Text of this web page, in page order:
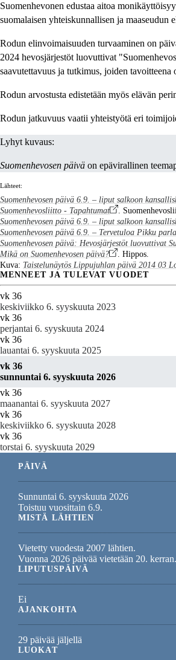
Suomenhevonen edustaa aitoa
suomalaisen yhteiskunnallisen ja maaseudun
Rodun elinvoimaisuuden turvaaminen on
2024 hevosjärjestöt luovuttivat
saavutettavuus ja tutkimus, joiden
Rodun arvostusta edistetään myös elävän
Rodun jatkuvuus vaatii yhteistyötä eri
Lyhyt kuvaus:
Suomenhevosen päivä on epävirallinen
Lähteet:
Suomenhevosen päivä 6.9. – liput salkoon
Suomenhevosliitto - Tapahtumat
.
Suomenhevosen päivä 6.9. – liput salkoon
Suomenhevosen päivä 6.9. – Tervetuloa Pikku
Suomenhevosen päivä: Hevosjärjestöt luovuttivat
Mikä on Suomenhevosen päivä?
. Hippos.
Kuva: Taistelunäytös Lippujuhlan päivä 2014 03
MENNEET JA TULEVAT VUODET
vk 36
keskiviikko 6. syyskuuta 2023
vk 36
perjantai 6. syyskuuta 2024
vk 36
lauantai 6. syyskuuta 2025
vk 36
sunnuntai 6. syyskuuta 2026
vk 36
maanantai 6. syyskuuta 2027
vk 36
keskiviikko 6. syyskuuta 2028
vk 36
torstai 6. syyskuuta 2029
PÄIVÄ
Sunnuntai 6. syyskuuta 2026
Toistuu vuosittain 6.9.
MISTÄ LÄHTIEN
Vietetty vuodesta 2007 lähtien.
Vuonna 2026 päivää vietetään 20. kerran.
LIPUTUSPÄIVÄ
Ei
AJANKOHTA
29 päivää jäljellä
LUOKAT